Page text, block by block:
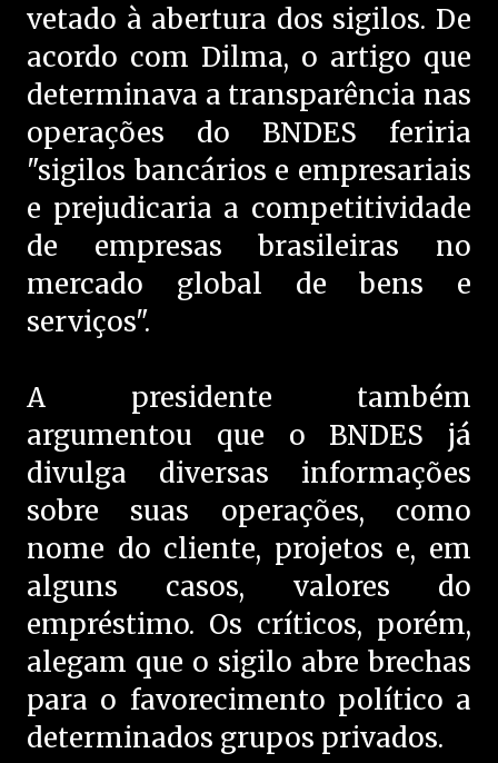
vetado à abertura dos sigilos. De
acordo com Dilma, o artigo que
determinava a transparência nas
operações do BNDES feriria
"sigilos bancários e empresariais
e prejudicaria a competitividade
de empresas brasileiras no
mercado global de bens e
serviços".
A presidente também
argumentou que o BNDES já
divulga diversas informações
sobre suas operações, como
nome do cliente, projetos e, em
alguns casos, valores do
empréstimo. Os críticos, porém,
alegam que o sigilo abre brechas
para o favorecimento político a
determinados grupos privados.